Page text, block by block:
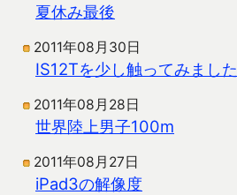
夏休み最後
2011年08月30日
IS12Tを少し触ってみました
2011年08月28日
世界陸上男子100m
2011年08月27日
iPad3の解像度